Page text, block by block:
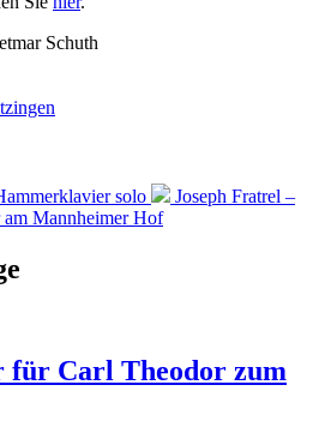
Schuth
solo
Nächster
Joseph Fratrel –
Mannheimer Hof
für Carl Theodor zum